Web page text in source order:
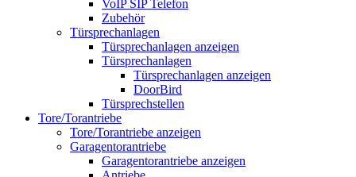
VoIP SIP Telefon
Zubehör
Türsprechanlagen
Türsprechanlagen anzeigen
Türsprechanlagen
Türsprechanlagen anzeigen
DoorBird
Türsprechstellen
Tore/Torantriebe
Tore/Torantriebe anzeigen
Garagentorantriebe
Garagentorantriebe anzeigen